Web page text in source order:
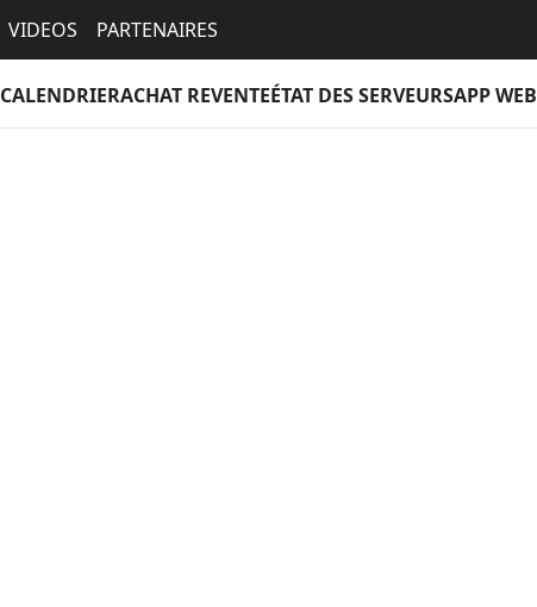
VIDEOS PARTENAIRES
CALENDRIERACHAT REVENTEÉTAT DES SERVEURSAPP WEB